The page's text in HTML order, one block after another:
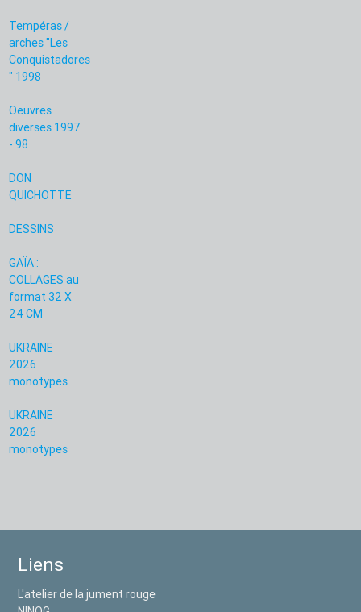
Tempéras /
arches "Les
Conquistadores
" 1998
Oeuvres
diverses 1997
- 98
DON
QUICHOTTE
DESSINS
GAÏA :
COLLAGES au
format 32 X
24 CM
UKRAINE
2026
monotypes
UKRAINE
2026
monotypes
Liens
L'atelier de la jument rouge